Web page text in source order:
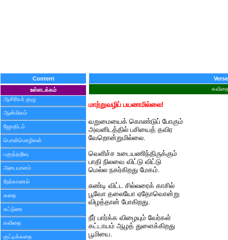
Content
உள்ளடக்கம்
ஆசிரியர் குழு
ஆன்மிகம்
ஜோதிடம்
பொன்மொழிகள்
பகுத்தறிவு
அடையாளம்
நேர்காணல்
கதை
கட்டுரை
கவிதை
குட்டிக்கதை
Verse
மாற்றுவழிப் பயணமில்லை!
வறுமையைக் கொண்டுப் போகும்
அவனிடத்தில் பசியைத் தவிர
வேறொன்றுமில்லை.
வெளிச்ச உடையணிந்திருக்கும்
பாதி நிலவை விட்டு விட்டு
மெல்ல நகர்கிறது மேகம்.
சுண்டி விட்ட சில்லரைக் காசில்
பூவோ தலையோ ஏதோவொன்று
விழத்தான் போகிறது.
நீர் பார்க்க விழையும் வேர்கள்
கட்டாயம் ஆழத் துளைக்கிறது
பூமியை.